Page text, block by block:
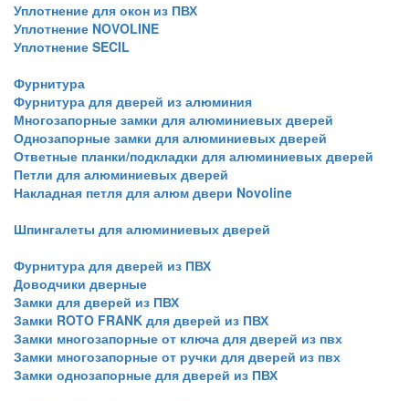
Уплотнение для окон из ПВХ
Уплотнение NOVOLINE
Уплотнение SECIL
Фурнитура
Фурнитура для дверей из алюминия
Многозапорные замки для алюминиевых дверей
Однозапорные замки для алюминиевых дверей
Ответные планки/подкладки для алюминиевых дверей
Петли для алюминиевых дверей
Накладная петля для алюм двери Novoline
Шпингалеты для алюминиевых дверей
Фурнитура для дверей из ПВХ
Доводчики дверные
Замки для дверей из ПВХ
Замки ROTO FRANK для дверей из ПВХ
Замки многозапорные от ключа для дверей из пвх
Замки многозапорные от ручки для дверей из пвх
Замки однозапорные для дверей из ПВХ